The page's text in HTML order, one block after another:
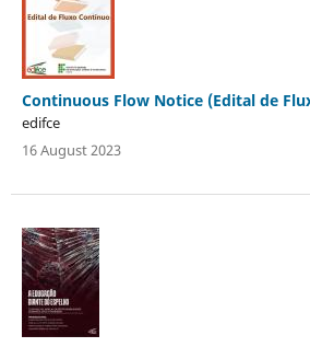
Continuous Flow Notice (Edital de
edifce
16 August 2023